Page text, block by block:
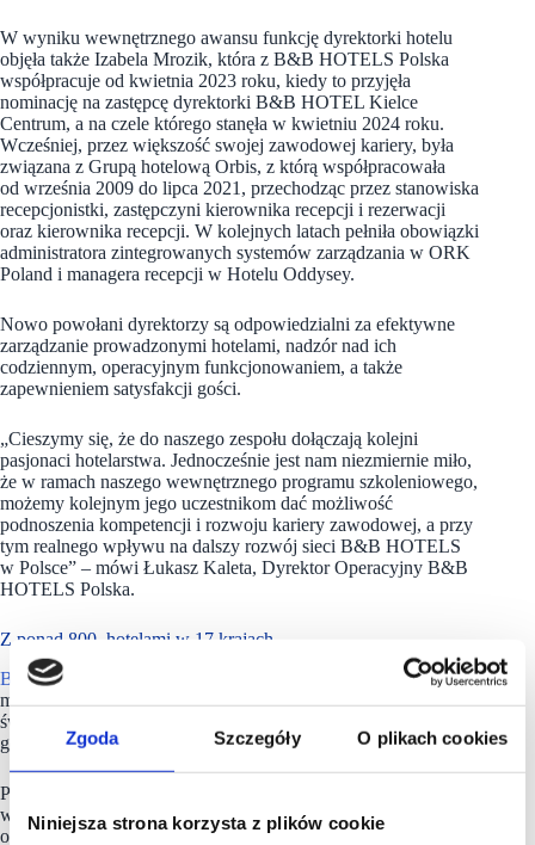
Zgoda Szczegóły O plikach cookies
Niniejsza strona korzysta z plików cookie
W wyniku wewnętrznego awansu funkcję dyrektorki hotelu
objęła także Izabela Mrozik, która z B&B HOTELS Polska
współpracuje od kwietnia 2023 roku, kiedy to przyjęła
nominację na zastępcę dyrektorki B&B HOTEL Kielce
Centrum, a na czele którego stanęła w kwietniu 2024 roku.
Wcześniej, przez większość swojej zawodowej kariery, była
związana z Grupą hotelową Orbis, z którą współpracowała
od września 2009 do lipca 2021, przechodząc przez stanowiska
recepcjonistki, zastępczyni kierownika recepcji i rezerwacji
oraz kierownika recepcji. W kolejnych latach pełniła obowiązki
administratora zintegrowanych systemów zarządzania w ORK
Poland i managera recepcji w Hotelu Oddysey.
Nowo powołani dyrektorzy są odpowiedzialni za efektywne
zarządzanie prowadzonymi hotelami, nadzór nad ich
codziennym, operacyjnym funkcjonowaniem, a także
zapewnieniem satysfakcji gości.
„Cieszymy się, że do naszego zespołu dołączają kolejni
pasjonaci hotelarstwa. Jednocześnie jest nam niezmiernie miło,
że w ramach naszego wewnętrznego programu szkoleniowego,
możemy kolejnym jego uczestnikom dać możliwość
podnoszenia kompetencji i rozwoju kariery zawodowej, a przy
tym realnego wpływu na dalszy rozwój sieci B&B HOTELS
w Polsce” – mówi Łukasz Kaleta, Dyrektor Operacyjny B&B
HOTELS Polska.
Z ponad 800. hotelami w 17 krajach
B&B HOTELS
międzynarodowa sieć hotelowa, stawiająca na połączenie
świetnej lokalizacji obiektów z wysokim standardem obsługi
gości i rozsądnymi cenami.
Pod jej marką działa już ponad 800 hoteli w 17 krajach –
w Europie, Stanach Zjednoczonych i Brazylii. 15 z nich,
o standardzie od 2 do 4 gwiazdek, przyjmuje gości w Polsce –